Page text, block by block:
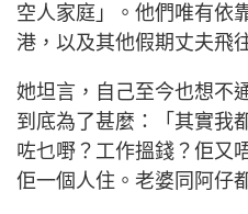
空人家庭」。他們唯有依
港，以及其他假期丈夫飛
她坦言，自己至今也想不
到底為了甚麼：「其實我
咗乜嘢？工作搵錢？佢又
佢一個人住。老婆同阿仔